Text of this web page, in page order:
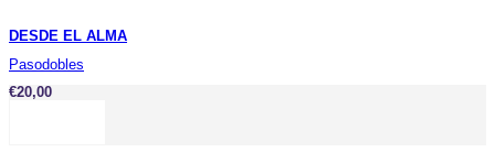
DESDE EL ALMA
Pasodobles
€20,00